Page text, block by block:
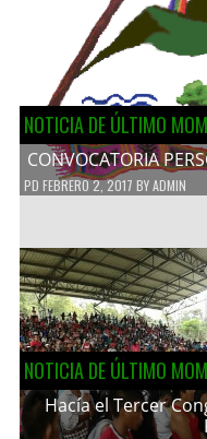
NOTICIA DE ÚLTIMO
CONVOCATORIA
PD FEBRERO 2, 2017 BYADMIN
NOTICIA DE ÚLTIMO
Hacía el Tercer